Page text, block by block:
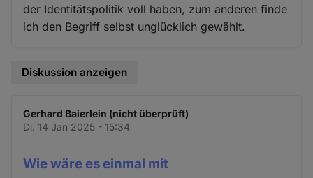
der Identitätspolitik voll haben, zum anderen finde
ich den Begriff selbst unglücklich gewählt.
Diskussion anzeigen
Gerhard Baierlein (nicht überprüft)
Di. 14 Jan 2025 - 15:34
Wie wäre es einmal mit